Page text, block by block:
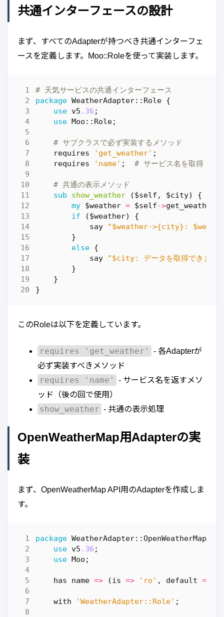
共通インターフェースの設計
まず、すべてのAdapterが持つべき共通インターフェ
ースを定義します。Moo::Roleを使って実装します。
# 天気サービスの共通インターフェース
package WeatherAdapter::Role {
use v5 .36 ;
use Moo::Role;
# サブクラスで必ず実装するメソッド
requires
'get_weather' ;
requires
'name' ; # サービス名を取得
# 共通の表示メソッド
sub
show_weather
($self, $city) {
my $weather = $self->get_weather
if
($weather)
{
say
"$weather->{city}:
}
else {
say
"$city: データを取得できませ
}
}
}
このRoleは以下を定義しています。
requires 'get_weather'
- 各Adapterが
必ず実装すべきメソッド
requires 'name'
- サービス名を返すメソ
ッド（後の回で使用）
show_weather - 共通の表示処理
OpenWeatherMap用Adapterの実
装
まず、OpenWeatherMap API用のAdapterを作成しま
す。
package WeatherAdapter::OpenWeatherMap
use v5 .36 ;
use Moo ;
has name => (is => 'ro' , default =>
with 'WeatherAdapter::Role' ;